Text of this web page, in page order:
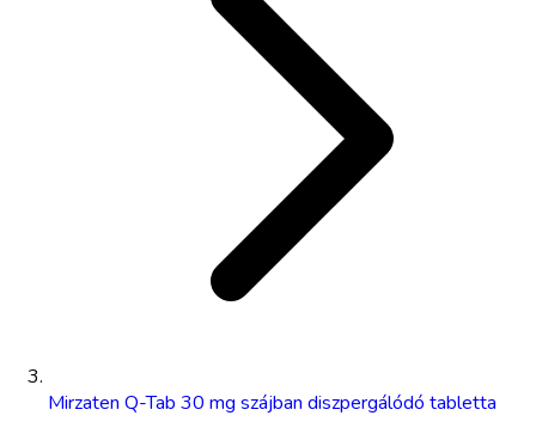
Mirzaten Q-Tab 30 mg szájban diszpergálódó tabletta